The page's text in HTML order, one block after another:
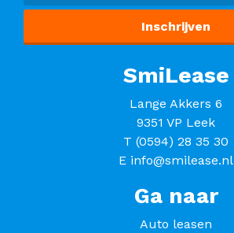
SmiLease
Lange Akkers 6
9351 VP Leek
T (0594) 28 35 30
E info@smilease.nl
Ga naar
Auto leasen